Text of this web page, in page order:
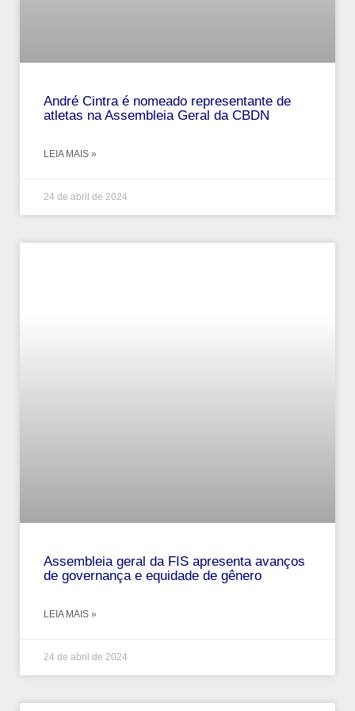
André‌ ‌Cintra‌ ‌é‌ ‌nomeado‌ ‌representante‌ ‌de‌
‌atletas‌ ‌na‌ ‌Assembleia‌ ‌Geral‌ ‌da‌ ‌CBDN‌
LEIA MAIS »
24 de abril de 2024
Assembleia geral da FIS apresenta avanços
de governança e equidade de gênero
LEIA MAIS »
24 de abril de 2024